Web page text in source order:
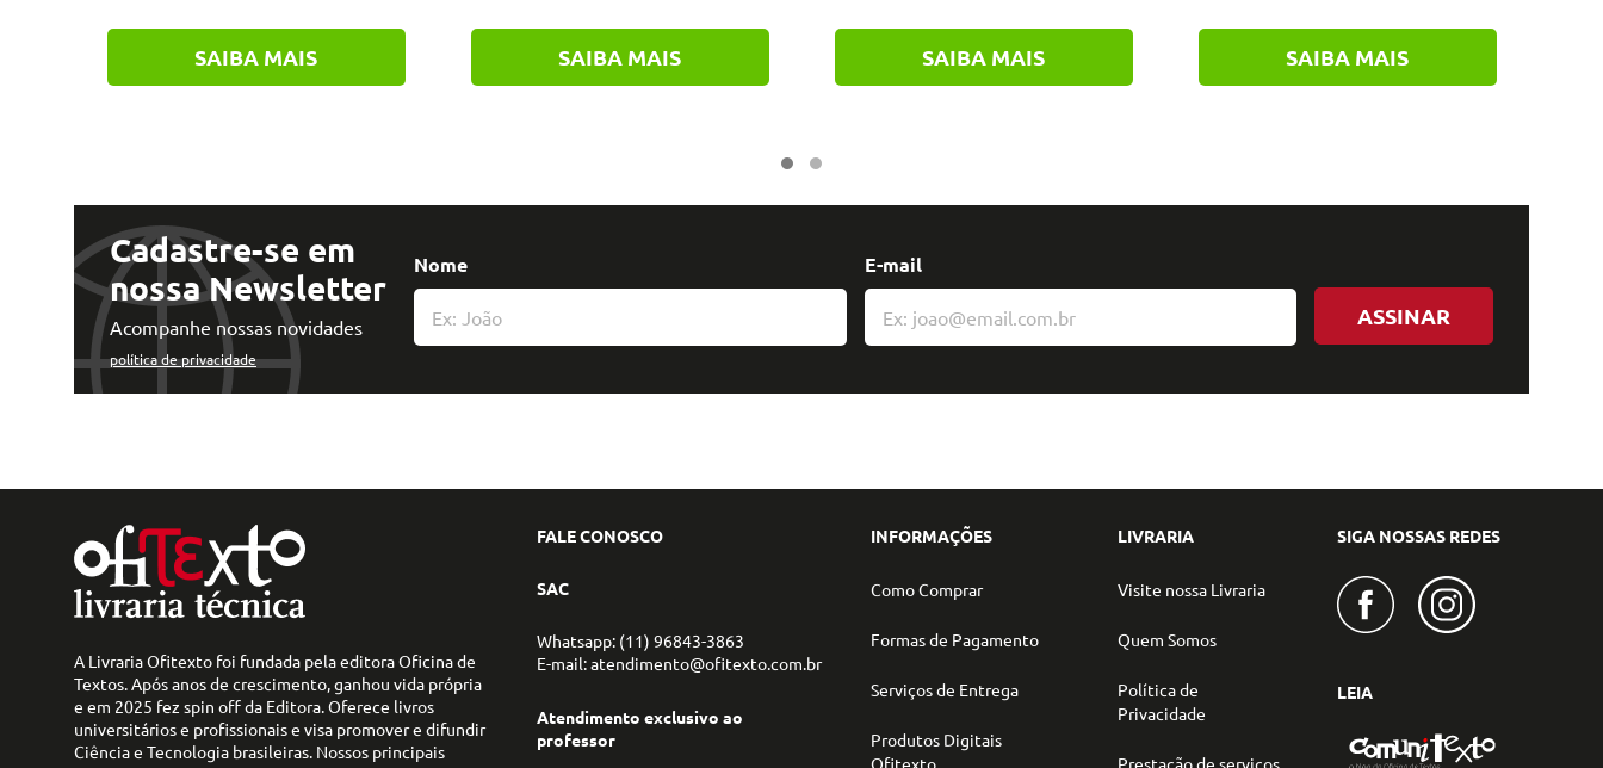
SAIBA MAIS SAIBA MAIS SAIBA MAIS SAIBA MAIS
Cadastre-se em
nossa Newsletter
Acompanhe nossas novidades
política de privacidade
Nome E-mail
ASSINAR
A Livraria Ofitexto foi fundada pela editora Oficina de
Textos. Após anos de crescimento, ganhou vida própria
e em 2025 fez spin off da Editora. Oferece livros
universitários e profissionais e visa promover e difundir
Ciência e Tecnologia brasileiras. Nossos principais
FALE CONOSCO
SAC
Whatsapp: (11) 96843-3863
E-mail: atendimento@ofitexto.com.br
Atendimento exclusivo ao
professor
INFORMAÇÕES
Como Comprar
Formas de Pagamento
Serviços de Entrega
Produtos Digitais
Ofitexto
LIVRARIA
Visite nossa Livraria
Quem Somos
Política de
Privacidade
Prestação de serviços
SIGA NOSSAS REDES
LEIA